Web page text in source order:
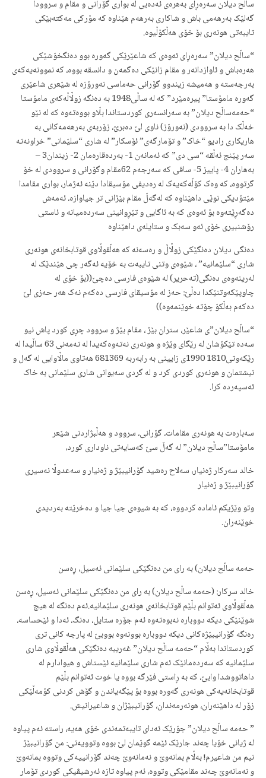
ساڵح دیلان سەرەڕای بەهرەی ئەدەبی لە بواری گۆرانی و مقام و سروودا
گەلێک بەرهەمی باش و شاکاری بەرهەم هێناوە کە مۆرکی مەکتەبێکی
تایبەتی هونەری بۆ خۆی هەڵکۆڵیوە.
“ساڵح دیلان” سەرەڕای ئەوەی کە شاعێرێکی گەورە بوو دەنگخۆشێکی
هەرەباش و ئاوازدانەر و مقام زانێکی دەگمەن و دانسقە بووە، کە نموونەیەکەی
بەرجەستە و هەمیشە زیندوو گۆرانی حەماسی نەورۆزە لە شێعری شاعێری
گەورە مامۆستا” پیرەمێرد” کە لە ساڵی1948 بە دەنگە زوڵاڵەکەی مامۆستا
“حەمەساڵح دیلان” بە سەرانسەری کوردستاندا بڵاو بووەتەوە کە لە نێو
خەڵک دا بە سروودی (نەورۆز) ناوی لێ دەبرێ، زۆربەی بەرهەمەکانی بە
هاریکاری رادیو “خاک” و تۆمارگەی” ئۆسکار” لە شاری “سلێمانی” خراونەتە
سەر پێنج ئەڵقە “سی دی” کە ئەمانەن 1- بەردەقارەمان 2- زیندان3 –
بەهاران 4- پاییز 5- ساقی کە سەرجەم 62مقام وگۆرانی و سروودی لە خۆ
گرتووە، کە وەک کۆڵەکەیەک لە رەدیفی مۆسیقادا دێنە ئەژمار، بواری مقامدا
مێتۆدیکی نوێی داهێناوە کە لەگەڵ مقام بێژانی تر جیاوازە، ئەمەش
دەگەڕێتەوە بۆ ئەوەی کە بە ئاگایی و تێڕوانینی سەردەمیانە و ئاستی
رۆشنبیری خۆی ئەو سەبک و ستایلەی داهێناوە
دەنگی دیلان دەنگێکی زوڵاڵ و رەسەنە کە هەڵقوڵاوی قوتابخانەی هونەری
شاری “سلێمانیە” ، شێوەی وتنی تایبەت بە خۆیە ئەگەر چی هێندێک لە
لەرینەوەی دەنگی(تەحریر) لە شێوەی فارسی دەچێ((بۆ خۆی لە
چاوپێکەوتنێکدا دەڵێ: حەز لە مۆسیقای فارسی دەکەم نەک هەر حەزی لێ
دەکەم بەڵکۆ چۆتە خوێنمەوە))
“ساڵح دیلان”ی شاعێر، ستران بێژ ، مقام بێژ و سروود چڕی کورد پاش نیو
سەدە تێکۆشان لە رێگای وێژە و هونەری نەتەوەکەیدا لە تەمەنی 63 ساڵیدا لە
رێکەوتی1810 1990ی زایینی بە رابەربە 681369 هەتاوی ماڵاوایی لە گەل و
نیشتمان و هونەری کوردی کرد و لە گردی سەیوانی شاری سلێمانی بە خاک
ئەسپەردە کرا.
سەبارەت بە هونەری مقامات، گۆرانی، سروود و هەڵبژاردنی شێعر
مامۆستا”ساڵح دیلان” لە گەڵ سێ کەسایەتی ناوداری کورد،
خالد سەرکار ژەنیار، سەلاح رەشید گۆرانیبێژ و ژەنیار و سەعدوڵا نەسیری
گۆرانیبێژ و ژەنیار
وتو وێژیکم ئامادە کردووە، کە بە شیوەی جیا جیا و دەخرێتە بەردیدی
خوێنەران.
حەمە ساڵح دیلان) بە رای من دەنگێکی سلێمانی ئەسیل، ڕەسن
خالد سرکار: (حەمە ساڵح دیلان) بە رای من دەنگێکی سلێمانی ئەسیل، ڕەسن
هەڵقوڵاوی ئەتوانم بڵێم قوتابخانەی هونەری سلێمانیە.ئەم دەنگە لە هیج
شوێنێکی دیکە دووبارە نەبوەتەوە ئەم جۆرە ستایل، دەنگ، ئەدا و ئێحساسە،
رەنگە گۆرانیبێژەکانی دیکە دووبارە بوونەوە بووبێ لە پارجە کانی تری
کوردستاندا بەڵام “حەمە ساڵح دیلان” غەریبە دەنگێکی هەڵقوڵاوی شاری
سلێمانیە کە سەردەمانێک ئەم شاری سلێمانیە ئێستاش و هیوادارم لە
داهاتووشدا وابێ، کە بە ڕاستی فێرگە بووە یا خوت ئەتوانم بڵێم
قوتابخانەیەکی هونەری گەورە بووە بۆ پێگەیاندن و گۆش کردنی کۆمەڵێکی
زۆر لە داهێنەران، هونەرمەندان، گۆرانیبێژان و شاعیرانیش.
” حەمە ساڵح دیلان” جۆرێک ئەدای تایبەتمەندی خۆی هەیە، راستە ئەم پیاوە
لە ژیانی خۆیا چەند جارێک ئێمە گوێمان لێ بووە وتوویەتی: من گۆرانیبێژ
نیم من شاعیرم! بەڵام بمانەوێ و نەمانەوێ چەند گۆرانییەکی وتووە بمانەوێ
و نەمانەوێ چەند مقامێکی وتووە، ئەم پیاوە تازە ئەرشیڤیکی کوردی تۆمار